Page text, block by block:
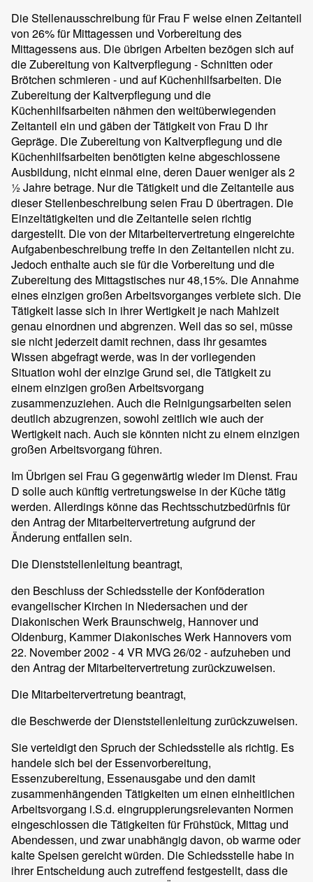
Die Stellenausschreibung für Frau F weise einen Zeitanteil
von 26% für Mittagessen und Vorbereitung des
Mittagessens aus. Die übrigen Arbeiten bezögen sich auf
die Zubereitung von Kaltverpflegung - Schnitten oder
Brötchen schmieren - und auf Küchenhilfsarbeiten. Die
Zubereitung der Kaltverpflegung und die
Küchenhilfsarbeiten nähmen den weitüberwiegenden
Zeitanteil ein und gäben der Tätigkeit von Frau D ihr
Gepräge. Die Zubereitung von Kaltverpflegung und die
Küchenhilfsarbeiten benötigten keine abgeschlossene
Ausbildung, nicht einmal eine, deren Dauer weniger als 2
½ Jahre betrage. Nur die Tätigkeit und die Zeitanteile aus
dieser Stellenbeschreibung seien Frau D übertragen. Die
Einzeltätigkeiten und die Zeitanteile seien richtig
dargestellt. Die von der Mitarbeitervertretung eingereichte
Aufgabenbeschreibung treffe in den Zeitanteilen nicht zu.
Jedoch enthalte auch sie für die Vorbereitung und die
Zubereitung des Mittagstisches nur 48,15%. Die Annahme
eines einzigen großen Arbeitsvorganges verbiete sich. Die
Tätigkeit lasse sich in ihrer Wertigkeit je nach Mahlzeit
genau einordnen und abgrenzen. Weil das so sei, müsse
sie nicht jederzeit damit rechnen, dass ihr gesamtes
Wissen abgefragt werde, was in der vorliegenden
Situation wohl der einzige Grund sei, die Tätigkeit zu
einem einzigen großen Arbeitsvorgang
zusammenzuziehen. Auch die Reinigungsarbeiten seien
deutlich abzugrenzen, sowohl zeitlich wie auch der
Wertigkeit nach. Auch sie könnten nicht zu einem einzigen
großen Arbeitsvorgang führen.
Im Übrigen sei Frau G gegenwärtig wieder im Dienst. Frau
D solle auch künftig vertretungsweise in der Küche tätig
werden. Allerdings könne das Rechtsschutzbedürfnis für
den Antrag der Mitarbeitervertretung aufgrund der
Änderung entfallen sein.
Die Dienststellenleitung beantragt,
den Beschluss der Schiedsstelle der Konföderation
evangelischer Kirchen in Niedersachen und der
Diakonischen Werk Braunschweig, Hannover und
Oldenburg, Kammer Diakonisches Werk Hannovers vom
22. November 2002 - 4 VR MVG 26/02 - aufzuheben und
den Antrag der Mitarbeitervertretung zurückzuweisen.
Die Mitarbeitervertretung beantragt,
die Beschwerde der Dienststellenleitung zurückzuweisen.
Sie verteidigt den Spruch der Schiedsstelle als richtig. Es
handele sich bei der Essenvorbereitung,
Essenzubereitung, Essenausgabe und den damit
zusammenhängenden Tätigkeiten um einen einheitlichen
Arbeitsvorgang i.S.d. eingruppierungsrelevanten Normen
eingeschlossen die Tätigkeiten für Frühstück, Mittag und
Abendessen, und zwar unabhängig davon, ob warme oder
kalte Speisen gereicht würden. Die Schiedsstelle habe in
ihrer Entscheidung auch zutreffend festgestellt, dass die